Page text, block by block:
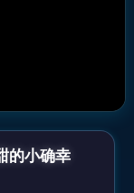
的小确幸